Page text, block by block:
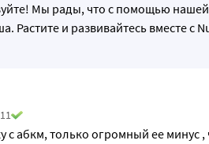
Мы рады, что с помощью
Растите и развивайтесь вместе с
абкм, только огромный ее минус ,